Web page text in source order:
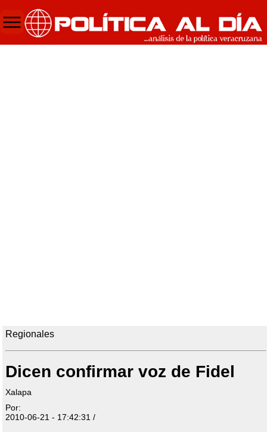
Regionales
Dicen confirmar voz de Fidel
Xalapa
Por:
2010-06-21 - 17:42:31 /